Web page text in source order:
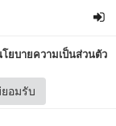
ยบายความเป็นส่วนตัว
อมรับ